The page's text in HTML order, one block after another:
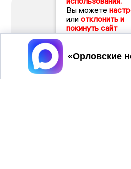
Вы можете
или отклонить и
покинуть сайт
Принять